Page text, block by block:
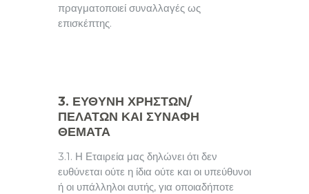
πραγματοποιεί συναλλαγές ως
επισκέπτης.
3. ΕΥΘΥΝΗ ΧΡΗΣΤΩΝ/
ΠΕΛΑΤΩΝ ΚΑΙ ΣΥΝΑΦΗ
ΘΕΜΑΤΑ
3.1. Η Εταιρεία μας δηλώνει ότι δεν
ευθύνεται ούτε η ίδια ούτε και οι υπεύθυνοι
ή οι υπάλληλοι αυτής, για οποιαδήποτε